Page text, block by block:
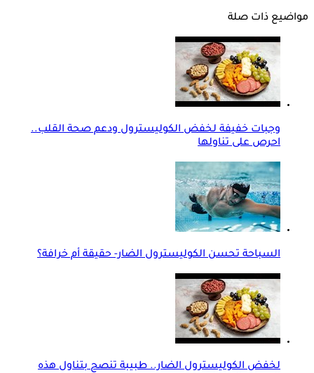
مواضيع ذات صلة
وجبات خفيفة لخفض الكوليسترول ودعم صحة القلب..
احرص على تناولها
السباحة تحسن الكوليسترول الضار- حقيقة أم خرافة؟
لخفض الكوليسترول الضار.. طبيبة تنصح بتناول هذه